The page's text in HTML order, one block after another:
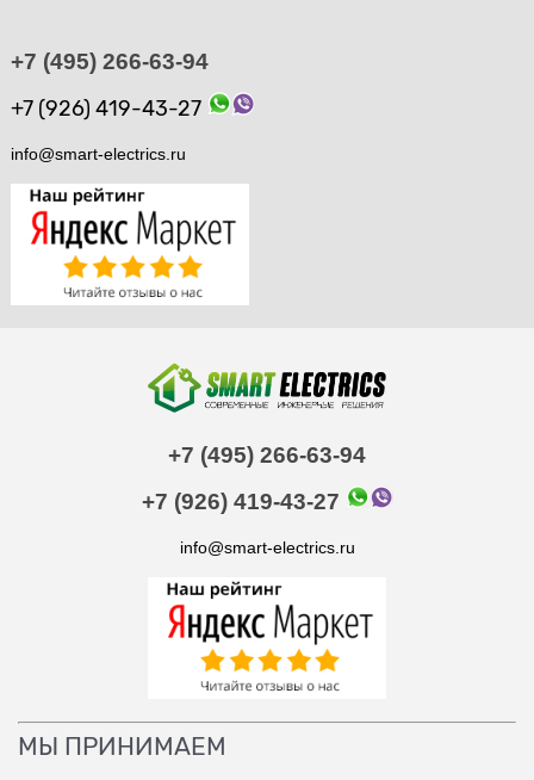
+7 (495) 266-63-94
+7 (926) 419-43-27
info@smart-electrics.ru
+7 (495) 266-63-94
+7 (926) 419-43-27
info@smart-electrics.ru
МЫ ПРИНИМАЕМ